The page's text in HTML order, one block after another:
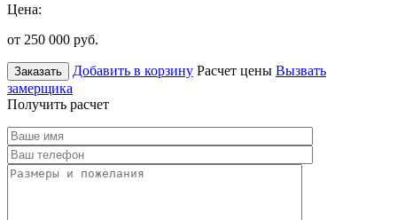
Цена:
от 250 000 руб.
Заказать Добавить в корзину Расчет цены Вызвать
замерщика
Получить расчет